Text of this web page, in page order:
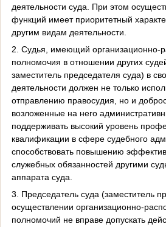
деятельности суда. При этом
функций имеет приоритетный
другим видам деятельности.
2. Судья, имеющий организационно-
полномочия в отношении других
заместитель председателя суда) в
деятельности должен не только
отправлению правосудия, но и
возложенные на него
поддерживать высокий уровень
квалификации в сфере судебного
способствовать повышению
служебных обязанностей другими
аппарата суда.
3. Председатель суда (заместитель
осуществлении организационно-
полномочий не вправе допускать